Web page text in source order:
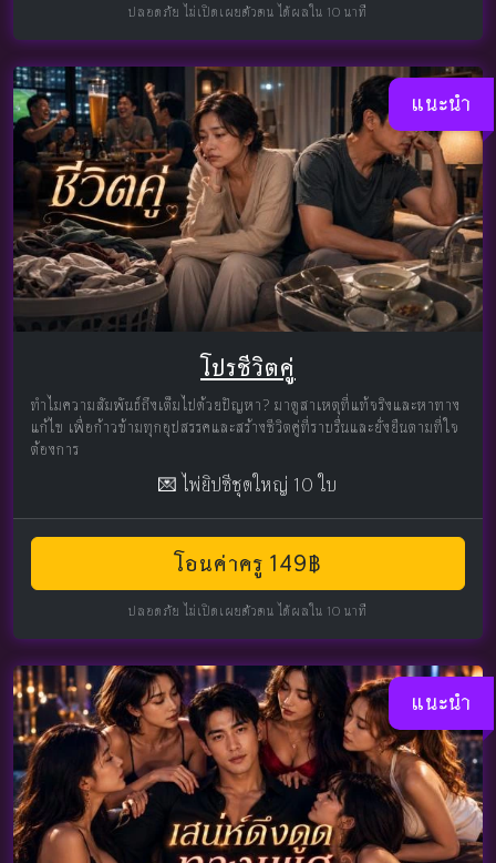
ปลอดภัย ไม่เปิดเผยตัวตน ได้ผลใน 10 นาที
แนะนำ
โปรชีวิตคู่
ทำไมความสัมพันธ์ถึงเต็มไปด้วยปัญหา? มาดูสาเหตุที่แท้จริงและหาทาง
แก้ไข เพื่อก้าวข้ามทุกอุปสรรคและสร้างชีวิตคู่ที่ราบรื่นและยั่งยืนตามที่ใจ
ต้องการ
💌 ไพ่ยิปซีชุดใหญ่ 10 ใบ
โอนค่าครู 149฿
ปลอดภัย ไม่เปิดเผยตัวตน ได้ผลใน 10 นาที
แนะนำ